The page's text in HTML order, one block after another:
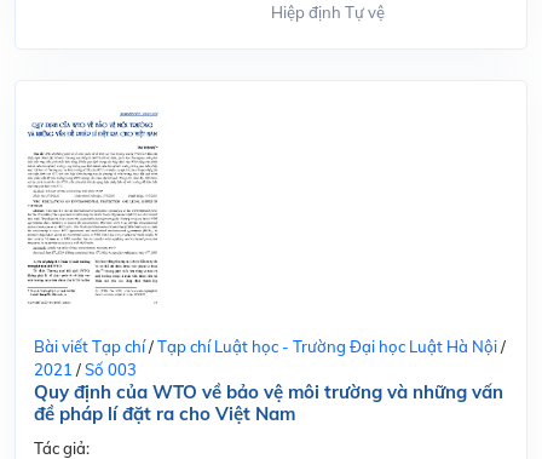
Hiệp định Tự vệ
Bài viết Tạp chí/Tạp chí Luật học - Trường Đại học Luật Hà Nội/
2021 /Số 003
Quy định của WTO về bảo vệ môi trường và những vấn
đề pháp lí đặt ra cho Việt Nam
Tác giả: